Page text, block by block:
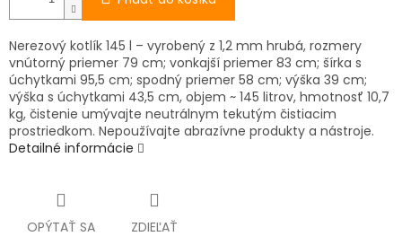
Nerezový kotlík 145 l – vyrobený z 1,2 mm hrubá, rozmery
vnútorný priemer 79 cm; vonkajší priemer 83 cm; šírka s
úchytkami 95,5 cm; spodný priemer 58 cm; výška 39 cm;
výška s úchytkami 43,5 cm, objem ~ 145 litrov, hmotnosť 10,7
kg, čistenie umývajte neutrálnym tekutým čistiacim
prostriedkom. Nepoužívajte abrazívne produkty a nástroje.
Detailné informácie
OPÝTAŤ SA ZDIEĽAŤ